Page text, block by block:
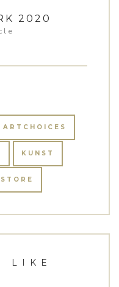
2020
ARTCHOICES
KUNST
LIKE